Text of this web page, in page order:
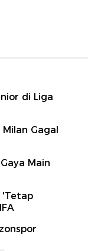
di Liga
Gagal
Main
'Tetap